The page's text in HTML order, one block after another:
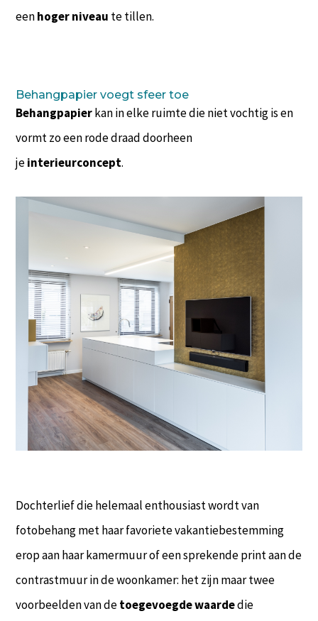
eenhoger niveau te tillen.
Behangpapier voegt sfeer toe
Behangpapierkan in elke ruimte die niet vochtig is en
vormt zo een rode draad doorheen
jeinterieurconcept.
Dochterlief die helemaal enthousiast wordt van
fotobehang met haar favoriete vakantiebestemming
erop aan haar kamermuur of een sprekende print aan de
contrastmuur in de woonkamer: het zijn maar twee
voorbeelden van detoegevoegde waardedie